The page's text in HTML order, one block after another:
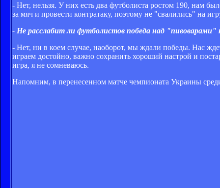
- Нет, нельзя. У них есть два футболиста ростом 190, нам
за мяч и провести контратаку, поэтому не "свалились" на
- Не расслабит ли футболистов победа над
- Нет, ни в коем случае, наоборот, мы ждали победы. Нас
играем достойно, важно сохранить хороший настрой и
игра, я не сомневаюсь.
Напомним, в перенесенном матче чемпионата Украины